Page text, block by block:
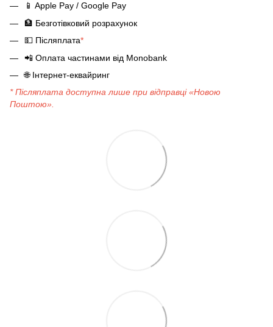
📱 Apple Pay / Google Pay
🏦 Безготівковий розрахунок
💵 Післяплата*
📲 Оплата частинами від Monobank
🌐Інтернет-еквайринг
* Післяплата доступна лише при відправці «Новою
Поштою».